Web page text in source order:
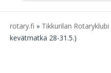
rotary.fi » Tikkurilan Rotaryklubi
kevätmatka 28-31.5.)